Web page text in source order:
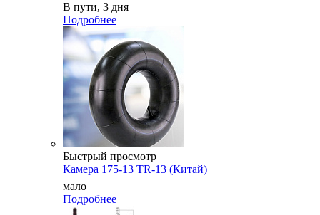
В пути, 3 дня
Подробнее
Быстрый просмотр
Камера 175-13 TR-13 (Китай)
мало
Подробнее